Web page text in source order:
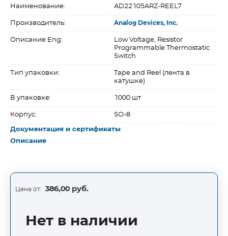
Наименование: AD22105ARZ-REEL7
Производитель: Analog Devices, Inc.
Описание Eng:
Low Voltage, Resistor
Programmable Thermostatic
Switch
Тип упаковки:
Tape and Reel (лента в
катушке)
В упаковке: 1000 шт
Корпус: SO-8
Документация и сертификаты
Описание
Цена от: 386,00 руб.
Нет в наличии